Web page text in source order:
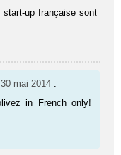
up française sont
30 mai 2014 :
in French only!